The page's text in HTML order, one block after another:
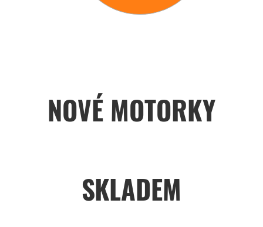
NOVÉ MOTORKY
SKLADEM